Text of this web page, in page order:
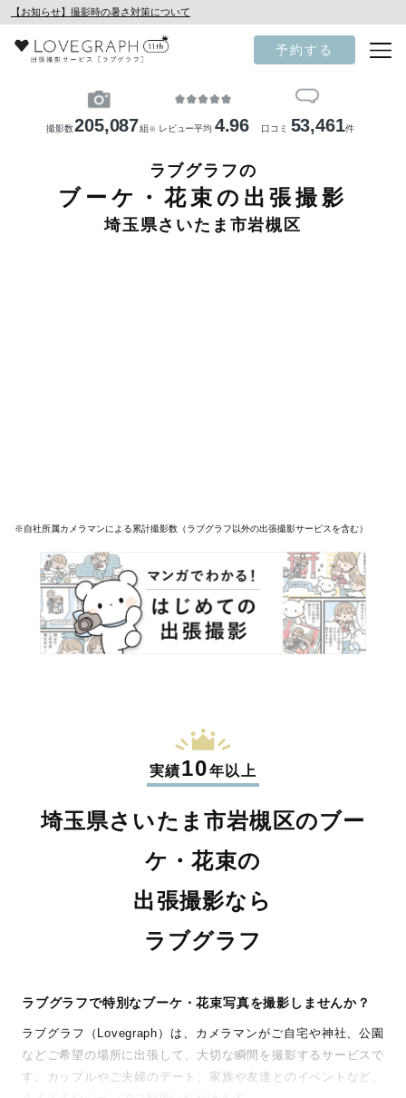
【お知らせ】撮影時の暑さ対策について
予約する
撮影数205,087組 ※ レビュー平均 4.96 口コミ 53,461件
ラブグラフの
ブーケ・花束の出張撮影
埼玉県さいたま市岩槻区
※自社所属カメラマンによる累計撮影数（ラブグラフ以外の出張撮影サービスを含む）
実績10年以上
埼玉県さいたま市岩槻区のブー
ケ・花束の
出張撮影なら
ラブグラフ
ラブグラフで特別なブーケ・花束写真を撮影しませんか？
ラブグラフ（Lovegraph）は、カメラマンがご自宅や神社、公園
などご希望の場所に出張して、大切な瞬間を撮影するサービスで
す。カップルやご夫婦のデート、家族や友達とのイベントなど、